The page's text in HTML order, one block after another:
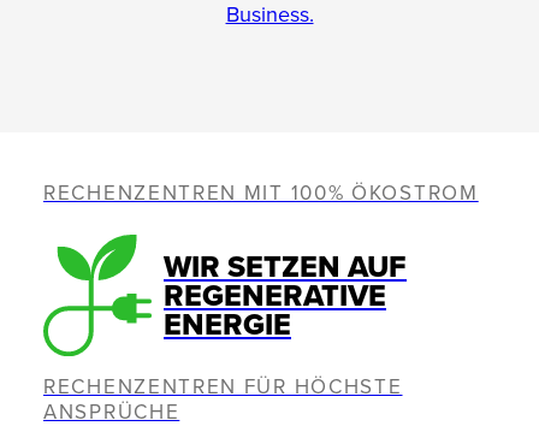
Business.
RECHENZENTREN MIT 100% ÖKOSTROM
WIR SETZEN AUF
REGENERATIVE
ENERGIE
RECHENZENTREN FÜR HÖCHSTE
ANSPRÜCHE